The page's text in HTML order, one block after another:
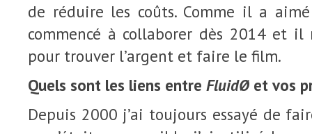
de réduire les coûts. Comme il a
commencé à collaborer dès 2014 et
pour trouver l’argent et faire le film.
Quels sont les liens entre FluidØ et vos
Depuis 2000 j’ai toujours essayé de